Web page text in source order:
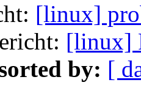
[linux]
[linux]
by: [